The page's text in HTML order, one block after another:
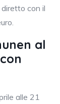
con il
al
alle 21